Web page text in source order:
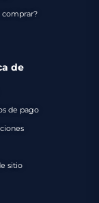
comprar?
de
de pago
sitio